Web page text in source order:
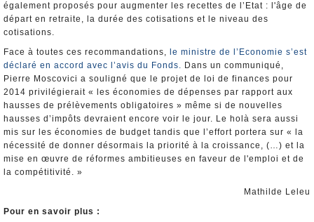
également proposés pour augmenter les recettes de l’Etat : l'âge de
départ en retraite, la durée des cotisations et le niveau des
cotisations.
Face à toutes ces recommandations, le ministre de l’Economie s’est
déclaré en accord avec l’avis du Fonds. Dans un communiqué,
Pierre Moscovici a souligné que le projet de loi de finances pour
2014 privilégierait « les économies de dépenses par rapport aux
hausses de prélèvements obligatoires » même si de nouvelles
hausses d’impôts devraient encore voir le jour. Le holà sera aussi
mis sur les économies de budget tandis que l’effort portera sur « la
nécessité de donner désormais la priorité à la croissance, (…) et la
mise en œuvre de réformes ambitieuses en faveur de l'emploi et de
la compétitivité. »
Mathilde Leleu
Pour en savoir plus :